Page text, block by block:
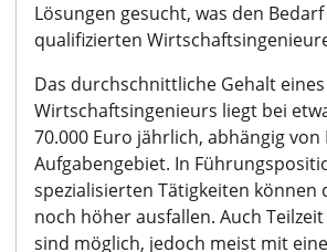
Lösungen gesucht, was den Bedarf
qualifizierten
Das durchschnittliche Gehalt eines
Wirtschaftsingenieurs liegt bei
70.000 Euro jährlich, abhängig
Aufgabengebiet. In
spezialisierten Tätigkeiten können
noch höher ausfallen. Auch
sind möglich, jedoch meist mit